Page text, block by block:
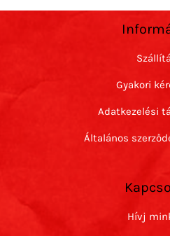
Gyakori
Adatkezelési
Általános
Hívj